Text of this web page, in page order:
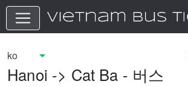
Hanoi -> Cat Ba - 버스